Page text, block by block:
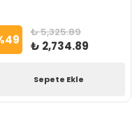
49 ₺ 5,325.89
₺ 2,734.89
Sepete Ekle